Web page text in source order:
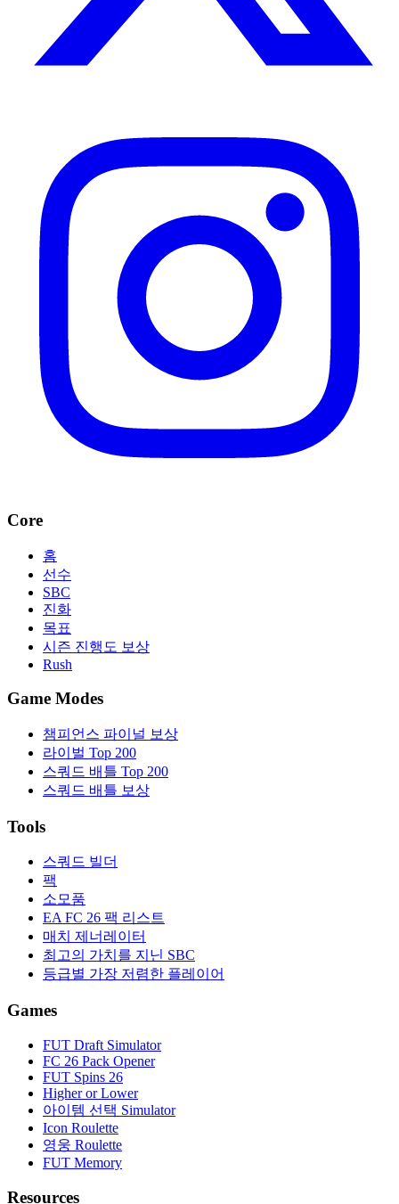
Core
홈
선수
SBC
진화
목표
시즌 진행도 보상
Rush
Game Modes
챔피언스 파이널 보상
라이벌 Top 200
스쿼드 배틀 Top 200
스쿼드 배틀 보상
Tools
스쿼드 빌더
팩
소모품
EA FC 26 팩 리스트
매치 제너레이터
최고의 가치를 지닌 SBC
등급별 가장 저렴한 플레이어
Games
FUT Draft Simulator
FC 26 Pack Opener
FUT Spins 26
Higher or Lower
아이템 선택 Simulator
Icon Roulette
영웅 Roulette
FUT Memory
Resources